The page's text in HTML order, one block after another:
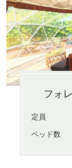
フォ
定員
ベッド数